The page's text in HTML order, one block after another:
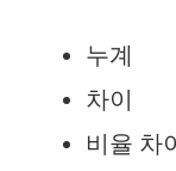
누계
차이
비율 차